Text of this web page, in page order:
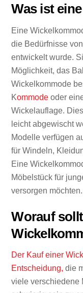
Was ist
Eine
die Bedürfnisse
entwickelt wurde.
Möglichkeit, das
Wickelkommode
Kommode oder
Wickelauflage.
leicht abgewischt
Modelle verfügen
für Windeln,
Eine
Möbelstück für
versorgen möchten.
Worauf
Der Kauf einer
Entscheidung, die
viele verschiedene